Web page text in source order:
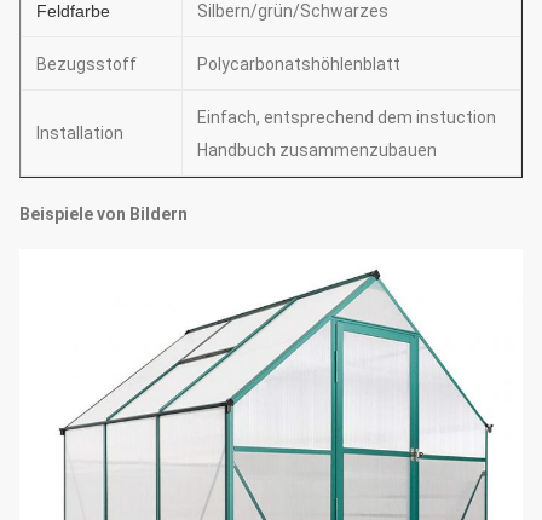
Feldfarbe Silbern/grün/Schwarzes
Bezugsstoff Polycarbonatshöhlenblatt
Installation
Einfach, entsprechend dem instuction
Handbuch zusammenzubauen
Beispiele von Bildern